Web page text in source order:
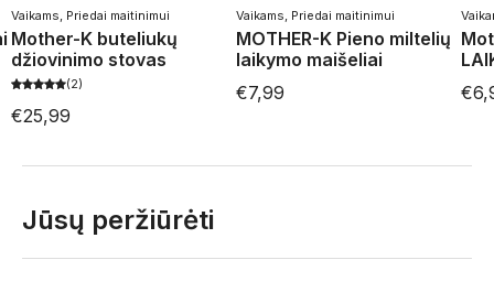
Vaikams Priedai maitinimui
Mother-K buteliukų
džiovinimo stovas
2
€25,99
Vaikams Priedai maitinimui
MOTHER-K Pieno miltelių
laikymo maišeliai
€7,99
€
Jūsų peržiūrėti